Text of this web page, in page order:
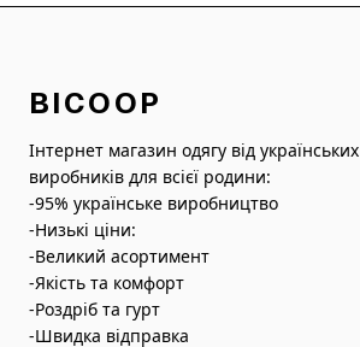
BICOOP
Інтернет магазин одягу від українських
виробників для всієї родини:
-95% українське виробництво
-Низькі ціни:
-Великий асортимент
-Якість та комфорт
-Роздріб та гурт
-Швидка відправка